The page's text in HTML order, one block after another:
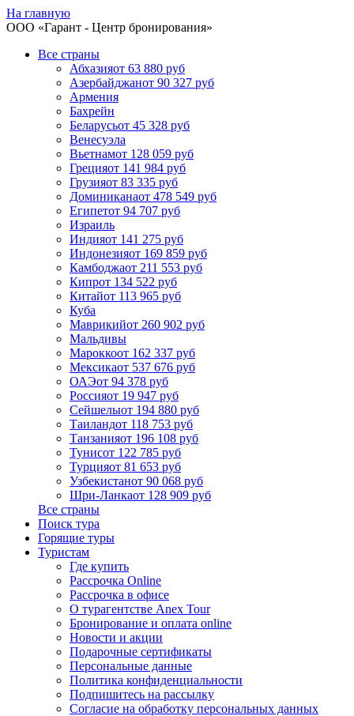
На главную
ООО «Гарант - Центр бронирования»
Все страны
Абхазияот 63 880 руб
Азербайджанот 90 327 руб
Армения
Бахрейн
Беларусьот 45 328 руб
Венесуэла
Вьетнамот 128 059 руб
Грецияот 141 984 руб
Грузияот 83 335 руб
Доминиканаот 478 549 руб
Египетот 94 707 руб
Израиль
Индияот 141 275 руб
Индонезияот 169 859 руб
Камбоджаот 211 553 руб
Кипрот 134 522 руб
Китайот 113 965 руб
Куба
Маврикийот 260 902 руб
Мальдивы
Мароккоот 162 337 руб
Мексикаот 537 676 руб
ОАЭот 94 378 руб
Россияот 19 947 руб
Сейшелыот 194 880 руб
Таиландот 118 753 руб
Танзанияот 196 108 руб
Тунисот 122 785 руб
Турцияот 81 653 руб
Узбекистанот 90 068 руб
Шри-Ланкаот 128 909 руб
Все страны
Поиск тура
Горящие туры
Туристам
Где купить
Рассрочка Online
Рассрочка в офисе
О турагентстве Anex Tour
Бронирование и оплата online
Новости и акции
Подарочные сертификаты
Персональные данные
Политика конфиденциальности
Подпишитесь на рассылку
Согласие на обработку персональных данных